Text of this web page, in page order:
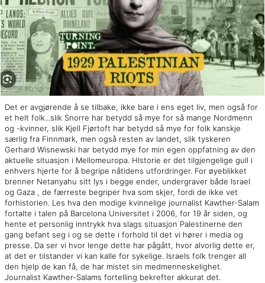
Det er avgjørende å se tilbake, ikke bare i ens eget liv, men også for
et helt folk...slik Snorre har betydd så mye for så mange Nordmenn
og -kvinner, slik Kjell Fjørtoft har betydd så mye for folk kanskje
særlig fra Finnmark, men også resten av landet, slik tyskeren
Gerhard Wisnewski har betydd mye for min egen oppfatning av den
aktuelle situasjon i Mellomeuropa. HIstorie er det tilgjengelige gull i
enhvers hjerte for å begripe nåtidens utfordringer. For øyeblikket
brenner Netanyahu sitt lys i begge ender, undergraver både Israel
og Gaza , de færreste begriper hva som skjer, fordi de ikke vet
forhistorien. Les hva den modige kvinnelige journalist Kawther-Salam
fortalte i talen på Barcelona Universitet i 2006, for 19 år siden, og
hente et personlig inntrykk hva slags situasjon Palestinerne den
gang befant seg i og se dette i forhold til det vi hører i media og
presse. Da ser vi hvor lenge dette har pågått, hvor alvorlig dette er,
at det er tilstander vi kan kalle for sykelige. Israels folk trenger all
den hjelp de kan få, de har mistet sin medmenneskelighet.
Journalist Kawther-Salams fortelling bekrefter akkurat det.